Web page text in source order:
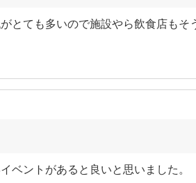
とても多いので施設やら飲食店もそ
ベントがあると良いと思いました。